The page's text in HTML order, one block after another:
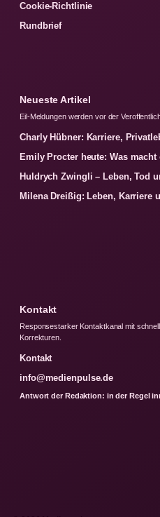
Cookie-Richtlinie
Rundbrief
Neueste Artikel
Eil-Meldungen werden vor der
Charly Hübner: Karriere,
Emily Procter heute: Was
Huldrych Zwingli – Leben, Tod
Milena Dreißig: Leben, Karriere
Kontakt
Responsestarker Kontaktkanal mit
Korrekturen.
Kontakt
info@medienpulse.de
Antwort der Redaktion: in der Regel